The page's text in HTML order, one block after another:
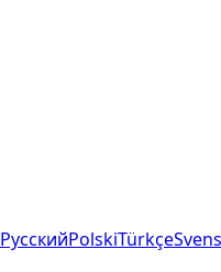
РусскийPolskiTürkçe